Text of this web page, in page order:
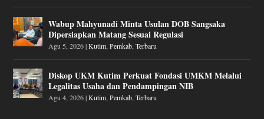
Wabup Mahyunadi Minta Usulan DOB Sangsaka
Dipersiapkan Matang Sesuai Regulasi
Agu 5, 2026|Kutim,Pemkab,Terbaru
Diskop UKM Kutim Perkuat Fondasi UMKM Melalui
Legalitas Usaha dan Pendampingan NIB
Agu 4, 2026|Kutim,Pemkab,Terbaru